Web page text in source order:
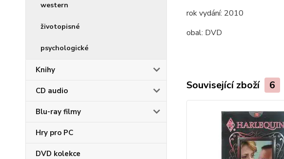
western
životopisné
psychologické
Knihy
CD audio
Blu-ray filmy
Hry pro PC
DVD kolekce
rok vydání: 2010
obal: DVD
Související zboží 6